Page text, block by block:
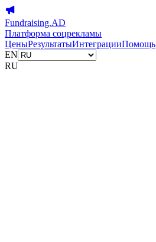
Fundraising.AD
Платформа соцрекламы
ЦеныРезультатыИнтеграцииПомощь
EN
RU